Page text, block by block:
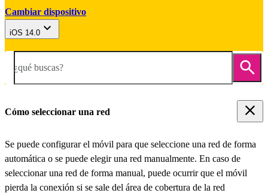
Cambiar dispositivo
iOS 14.0
¿qué buscas?
Cómo seleccionar una red
Se puede configurar el móvil para que seleccione una red de forma
automática o se puede elegir una red manualmente. En caso de
seleccionar una red de forma manual, puede ocurrir que el móvil
pierda la conexión si se sale del área de cobertura de la red